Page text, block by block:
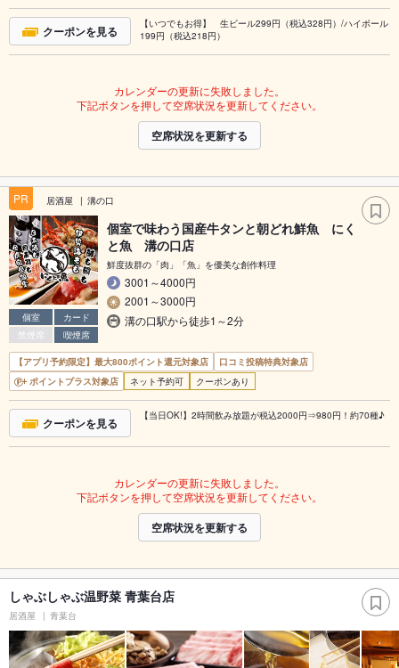
クーポンを見る
【いつでもお得】 生ビール299円（税込328円）/ハイボール
199円（税込218円）
カレンダーの更新に失敗しました。
下記ボタンを押して空席状況を更新してください。
空席状況を更新する
PR 居酒屋 溝の口
個室
カード
禁煙席
喫煙席
個室で味わう国産牛タンと朝どれ鮮魚 にく
と魚 溝の口店
鮮度抜群の「肉」「魚」を優美な創作料理
3001～4000円
2001～3000円
溝の口駅から徒歩1～2分
【アプリ予約限定】最大800ポイント還元対象店
口コミ投稿特典対象店
ポイントプラス対象店
ネット予約可 クーポンあり
クーポンを見る 【当日OK!】2時間飲み放題が税込2000円⇒980円！約70種♪
カレンダーの更新に失敗しました。
下記ボタンを押して空席状況を更新してください。
空席状況を更新する
しゃぶしゃぶ温野菜 青葉台店
居酒屋 青葉台